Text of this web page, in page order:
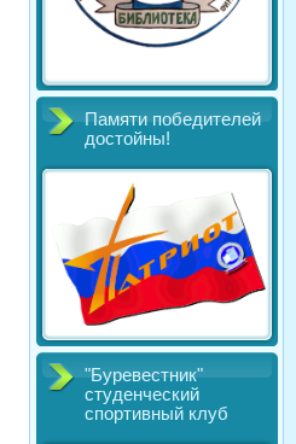
Памяти победителей
достойны!
"Буревестник"
студенческий
спортивный клуб